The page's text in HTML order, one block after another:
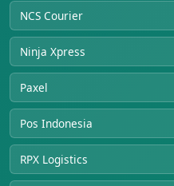
NCS Courier
Ninja Xpress
Paxel
Pos Indonesia
RPX Logistics